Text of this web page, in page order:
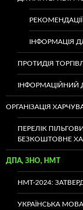
ІНФОРМАЦІЯ
ПРОТИДІЯ
ОРГАНІЗАЦІЯ
ПЕРЕЛІК
БЕЗКОШТОВНЕ
ДПА, ЗНО, НМТ
НМТ-2024:
УКРАЇНСЬКА МОВА